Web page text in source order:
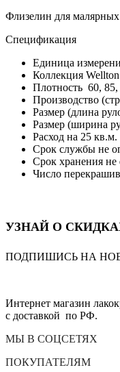
Флизелин для
Спецификация
Единица
Коллекция
Плотность 60, 85,
Производство
Размер (длина
Размер (ширина
Расход на 25 кв.м.
Срок службы не
Срок хранения не
Число
УЗНАЙ О
ПОДПИШИСЬ НА
Интернет магазин
с доставкой по РФ.
МЫ В СОЦСЕТЯХ
ПОКУПАТЕЛЯМ